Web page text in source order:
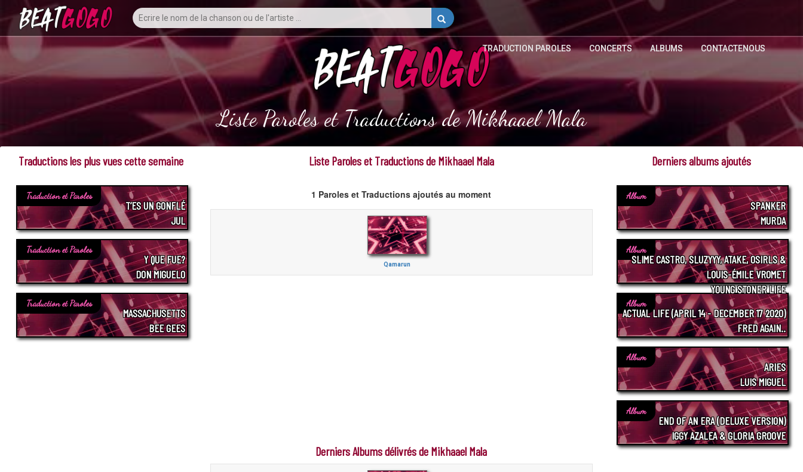
TRADUCTION PAROLES CONCERTS ALBUMS CONTACTENOUS
Liste Paroles et Traductions de Mikhaael Mala
Liste Paroles et Traductions de Mikhaael Mala
1 Paroles et Traductions ajoutés au moment
Qamarun
Derniers Albums délivrés de Mikhaael Mala
Traductions les plus vues cette semaine
Traduction et Paroles
T’ES UN GONFLÉ
JUL
Traduction et Paroles
Y QUE FUE?
DON MIGUELO
Traduction et Paroles
MASSACHUSETTS
BEE GEES
Derniers albums ajoutés
Album
SPANKER
MURDA
Album
SLIME CASTRO, SLUZYYY, ATAKE, OSIRLS &
LOUIS-ÉMILE VROMET
YOUNG STONER LIFE
Album
ACTUAL LIFE (APRIL 14 - DECEMBER 17 2020)
FRED AGAIN..
Album
ARIES
LUIS MIGUEL
Album
END OF AN ERA (DELUXE VERSION)
IGGY AZALEA & GLORIA GROOVE